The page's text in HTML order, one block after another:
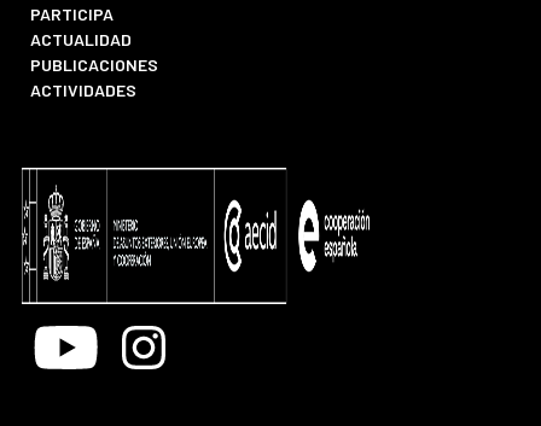
PARTICIPA
ACTUALIDAD
PUBLICACIONES
ACTIVIDADES
Youtube Instagram